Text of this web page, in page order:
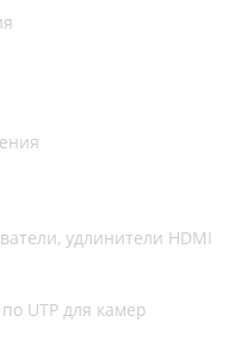
удлинители HDMI
UTP для камер